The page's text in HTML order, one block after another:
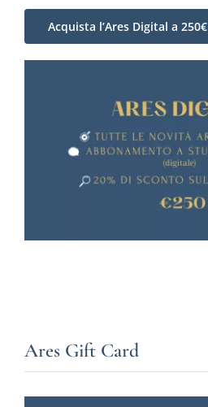
Acquista l’Ares Digital a 250€
Ares Gift Card